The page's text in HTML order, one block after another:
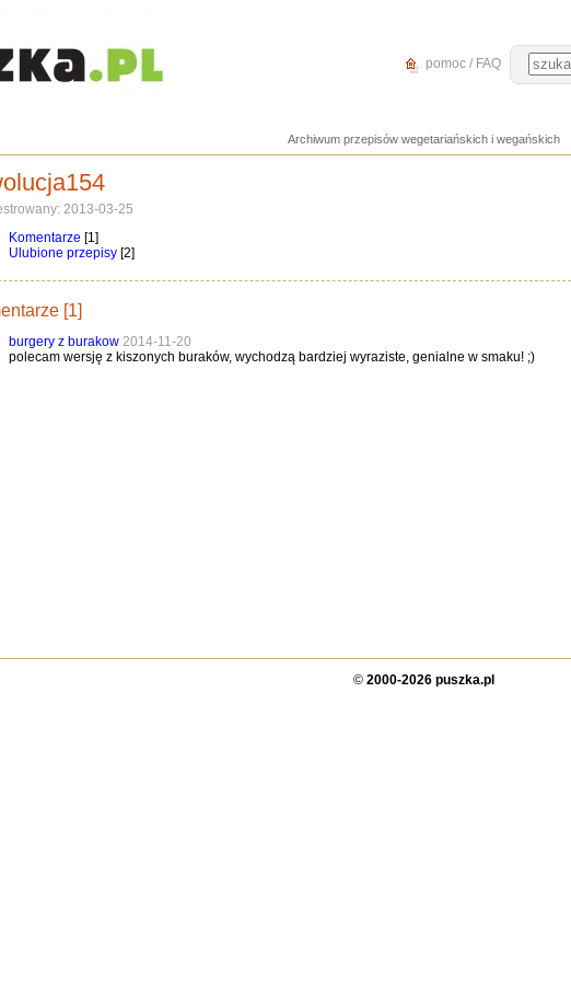
pomoc / FAQ
Archiwum przepisów wegetariańskich i wegańskich
2013-03-25
Komentarze [1]
Ulubione przepisy [2]
[1]
burgery z burakow 2014-11-20
polecam wersję z kiszonych buraków, wychodzą bardziej wyraziste, genialne w smaku! ;)
© 2000-2026 puszka.pl